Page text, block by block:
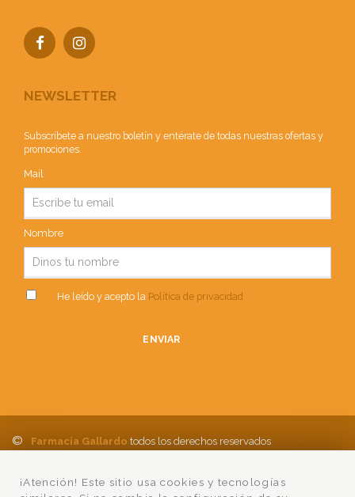
¡Atención! Este sitio usa cookies y tecnologías
NEWSLETTER
Subscríbete a nuestro boletín y entérate de todas nuestras ofertas y
promociones.
Mail
Nombre
He leído y acepto la Política de privacidad
ENVIAR
© Farmacia Gallardo todos los derechos reservados